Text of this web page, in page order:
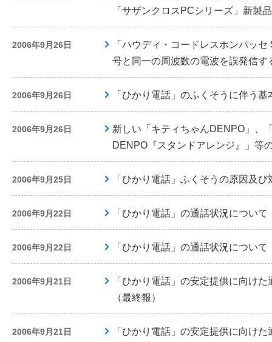
「サザンクロスPCシリーズ」新製
2006年9月26日
「ハウディ・コードレスホンパッ
号と同一の周波数の電波を誤発信す
2006年9月26日 「ひかり電話」のふくそうに伴う
2006年9月26日
新しい「キティちゃんDENPO」、
DENPO『スタンドアレンジ』」等
2006年9月25日 「ひかり電話」ふくそうの原因及
2006年9月22日 「ひかり電話」の通話状況について
2006年9月22日 「ひかり電話」の通話状況について
2006年9月21日
「ひかり電話」の安定提供に向け
（最終報）
2006年9月21日
「ひかり電話」の安定提供に向け